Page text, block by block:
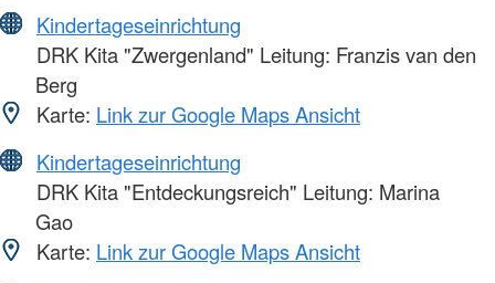
Kindertageseinrichtung
DRK Kita "Zwergenland" Leitung: Franzis van den
Berg
Karte: Link zur Google Maps Ansicht
Kindertageseinrichtung
DRK Kita "Entdeckungsreich" Leitung: Marina
Gao
Karte: Link zur Google Maps Ansicht